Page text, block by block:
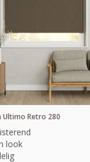
Ultimo Retro 280
look